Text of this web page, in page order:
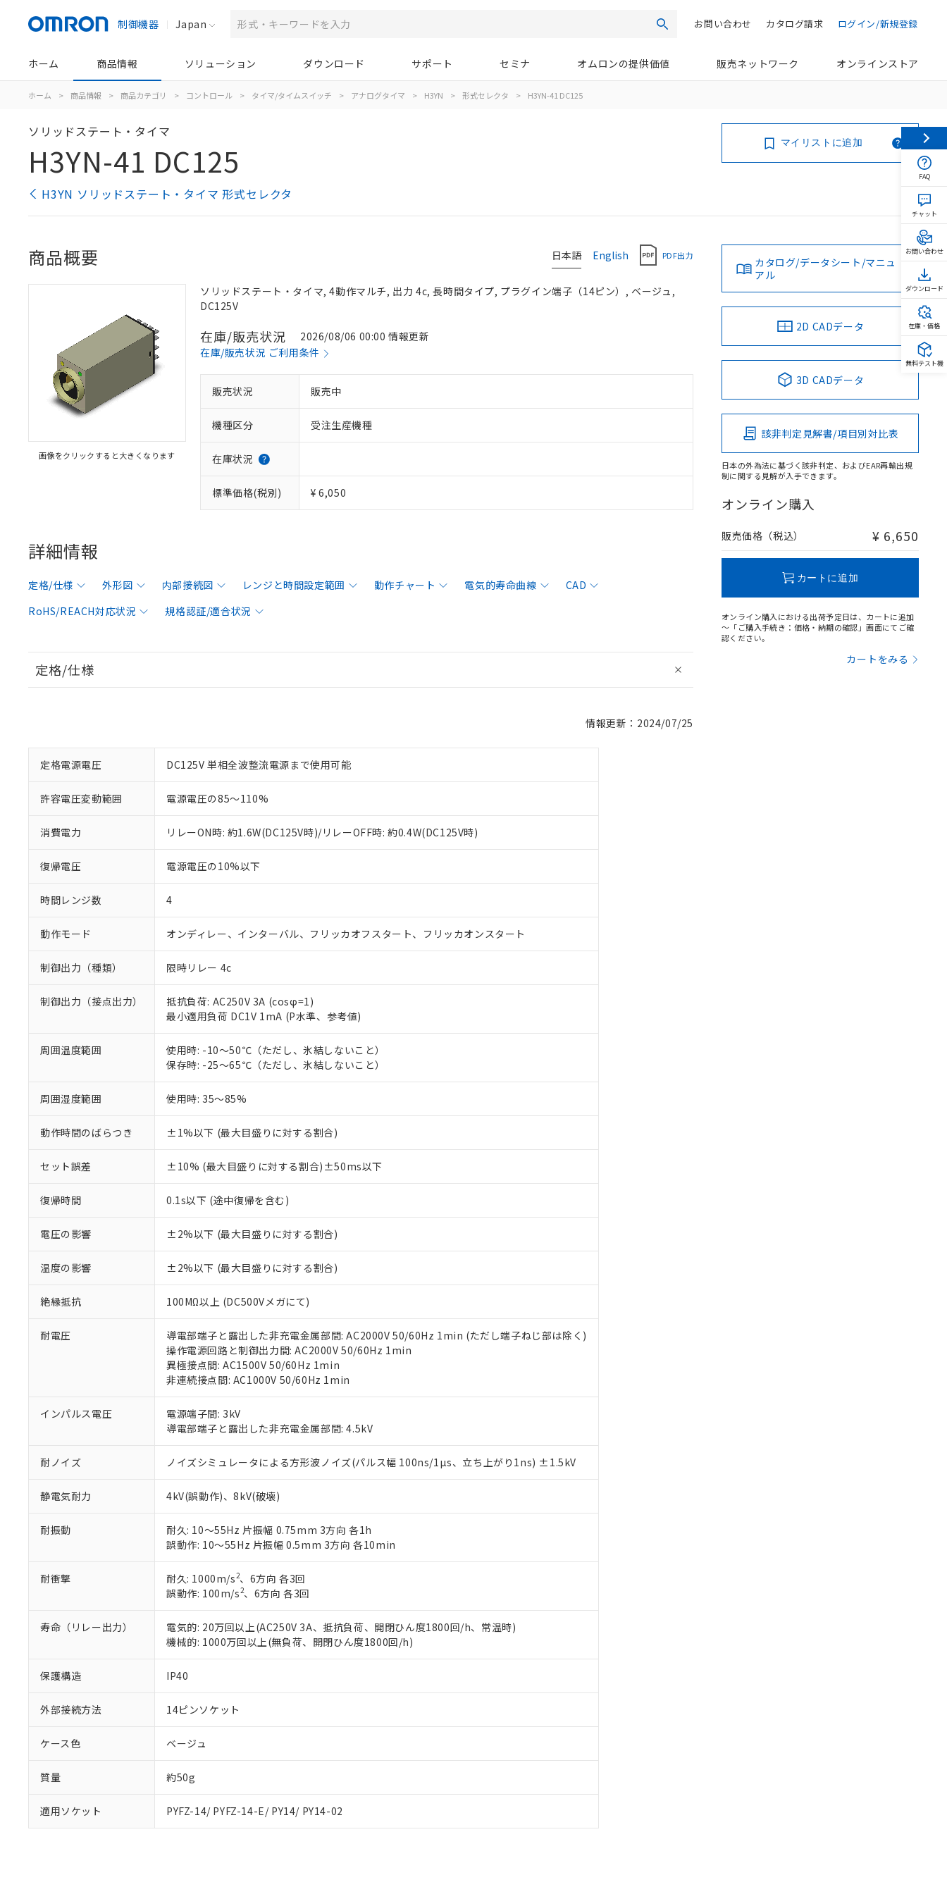
制御機器 Japan 検索 ログイン/新規登録
カタログ請求
お問い合わせ
ホーム 商品情報 ソリューション ダウンロード サポート セミナ オムロンの提供価値 販売ネットワーク オンラインストア
ホーム > 商品情報 > 商品カテゴリ > コントロール > タイマ/タイムスイッチ > アナログタイマ > H3YN > 形式セレクタ > H3YN-41 DC125
ソリッドステート・タイマ
H3YN-41 DC125
H3YN ソリッドステート・タイマ 形式セレクタ
マイリストに追加
日本語 English PDF出力
商品概要
画像をクリックすると大きくなります
ソリッドステート・タイマ, 4動作マルチ, 出力 4c, 長時間タイプ, プラグイン端子（14ピン）, ベージュ,
DC125V
在庫/販売状況
2026/08/06 00:00 情報更新
在庫/販売状況 ご利用条件
販売状況 販売中
機種区分 受注生産機種
在庫状況
標準価格(税別) ¥ 6,050
詳細情報
定格/仕様 外形図 内部接続図 レンジと時間設定範囲 動作チャート 電気的寿命曲線
CAD
RoHS/REACH対応状況
規格認証/適合状況
定格/仕様
情報更新：2024/07/25
定格電源電圧 DC125V 単相全波整流電源まで使用可能
許容電圧変動範囲 電源電圧の85～110%
消費電力 リレーON時: 約1.6W(DC125V時)/リレーOFF時: 約0.4W(DC125V時)
復帰電圧 電源電圧の10%以下
時間レンジ数 4
動作モード オンディレー、インターバル、フリッカオフスタート、フリッカオンスタート
制御出力（種類） 限時リレー 4c
制御出力（接点出力）
抵抗負荷: AC250V 3A (cosφ=1)
最小適用負荷 DC1V 1mA (P水準、参考値)
周囲温度範囲
使用時: -10～50℃（ただし、氷結しないこと）
保存時: -25～65℃（ただし、氷結しないこと）
周囲湿度範囲 使用時: 35～85%
動作時間のばらつき ±1%以下 (最大目盛りに対する割合)
セット誤差 ±10% (最大目盛りに対する割合)±50ms以下
復帰時間 0.1s以下 (途中復帰を含む)
電圧の影響 ±2%以下 (最大目盛りに対する割合)
温度の影響 ±2%以下 (最大目盛りに対する割合)
絶縁抵抗 100MΩ以上 (DC500Vメガにて)
耐電圧
導電部端子と露出した非充電金属部間: AC2000V 50/60Hz 1min (ただし端子ねじ部は除く)
操作電源回路と制御出力間: AC2000V 50/60Hz 1min
異極接点間: AC1500V 50/60Hz 1min
非連続接点間: AC1000V 50/60Hz 1min
インパルス電圧
電源端子間: 3kV
導電部端子と露出した非充電金属部間: 4.5kV
耐ノイズ ノイズシミュレータによる方形波ノイズ(パルス幅 100ns/1µs、立ち上がり1ns) ±1.5kV
静電気耐力 4kV(誤動作)、8kV(破壊)
耐振動
耐久: 10～55Hz 片振幅 0.75mm 3方向 各1h
誤動作: 10～55Hz 片振幅 0.5mm 3方向 各10min
耐衝撃 耐久: 1000m/s2、6方向 各3回
誤動作: 100m/s2、6方向 各3回
寿命（リレー出力）
電気的: 20万回以上(AC250V 3A、抵抗負荷、開閉ひん度1800回/h、常温時)
機械的: 1000万回以上(無負荷、開閉ひん度1800回/h)
保護構造 IP40
外部接続方法 14ピンソケット
ケース色 ベージュ
質量 約50g
適用ソケット PYFZ-14/ PYFZ-14-E/ PY14/ PY14-02
カタログ/データシート/マニュ
アル
2D CADデータ
3D CADデータ
該非判定見解書/項目別対比表
日本の外為法に基づく該非判定、およびEAR再輸出規
制に関する見解が入手できます。
オンライン購入
販売価格（税込） ¥ 6,650
カートに追加
オンライン購入における出荷予定日は、カートに追加
～「ご購入手続き：価格・納期の確認」画面にてご確
認ください。
カートをみる
ご利用条件
以下の条件をお読みいただき、同意のうえご利用ください。
本サービスは、当社制御機器事業取扱商品の当社在庫状況および標準価格(税抜)を提供させていただ
当社制御機器事業取扱商品の中には、本サービスの対象外となる商品もあることをご了承ください。
在庫状況および標準価格照会結果は、記載している更新日時点での社内データに基づき作成されるも
のであり、閲覧された時点での実際の在庫および標準価格とは異なる場合があることをご了承くださ
い。
正式な納期状況および標準価格はお客様のお取引先、またはお客様担当のオムロン制御機器販売店・
当社販売員にご相談ください。
オムロン制御機器販売店や当社販売拠点は「販売ネットワーク
」をご確認ください。
す。
ている必要があります。
お客様が当ウェブサイト上で当社にご登録された部品リストについて、当社および当社の共同利用者
が、当社の製品・サービスに関するお客様との取引・商談に必要な範囲で利用することをご了承くだ
さい。
※当社の共同利用者とは、"個人情報の共同利用に関して"
の「1.共同利用者の範囲」に記載されて
いる法人を指します。
※1 対応状況
対応済み：EU RoHS指令（10物質）の非含有に対応した製品が提供可能な商品です。
対応予定：EU RoHS指令（10物質）の非含有に対応した製品に切り替える予定のある商品です。
調査・確認中：EU RoHS指令（10物質）の非含有の対応状況を調査中または確認中の商品です。
非該当品：ライセンス料など無形物で、有害物質有無と関係のない商品です。
仕入先様の事情により、非含有部品としていたものが、含有品と判明した場合などやむを得ず変更すること
があります。
鉛(Pb) 1000ppm以下、 水銀(Hg) 1000ppm以下、 カドミウム(Cd) 100ppm以下、
六価クロム(Cr(Ⅵ)) 1000ppm以下、ポリ臭化ビフェニル類(PBB) 1000ppm以下、ポリ臭化ジフェニルエーテル類(PBDE) 1000ppm以下、
フタル酸ビス(2-エチルヘキシル) (DEHP)(別名：DOP) 1000ppm以下、フタル酸ブチルベンジル（BBP） 1000ppm以下、フタル酸ジブチ
ル（DBP） 1000ppm以下、フタル酸ジイソブチル (DIBP) 1000ppm以下
但し、RoHS指令で産業用監視および制御機器に対する適用除外項目は除く。
フタル酸エステル類の４物質については閾値を超える意図的な使用がないことを確認しています。
※2 対応予定月
部品在庫の切り替え状況などにより、予定月が前後することがあります。
※3 非含有証明書ダウンロード
下記の非含有証明書をダウンロードすることができます。
EU RoHS指令（10物質）の非含有証明書
51物質の非含有証明書（当社基準）
※本証明書は発行日時点で非含有を証明するもので、過去に遡って非含有を証明するものではありません。
また、RoHS指令のフタル酸エステル類４物質の対応では、対応完了までの期間は出荷製品に未対応品が
混在することから備考欄に対応日を記載しておりました。
り割愛しております。
※1 中国RoHS○×表
「×」：最大均質材料含有率が中国RoHSの基準値を超えていることを示します。
「－」：未確認です。当社販売部門へお問い合わせください。
*中国RoHS10物質の基準値 (GB/T26572)：
Cr(Ⅵ)(六価クロム) : 1000ppm、 PBBs(ポリ臭化ビフェニル類) : 1000ppm、 PBDEs(ポリ臭化ジフェニルエーテル類) : 1000ppm、
DBP(フタル酸ジブチル) : 1000ppm、 DIBP(フタル酸ジイソブチル) : 1000ppm、 BBP(フタル酸ブチルベンジル) : 1000ppm、
DEHP(フタル酸ビス(2-エチルヘキシル)) : 1000ppm
※2 環境保護使用期限
「ｅ」：有害物質（10物質）のすべてが基準値以下であることを示します。
「10」：通常の使用状況下において有害物質が外部に漏えいし、環境に深刻な影響を及ぼさない年数を意
味します。
当社は、これら貴社製品のうち、外国為替および外国貿易法に定める商品（以下｢規制貨物等」とい
などの必要な手続きをとります。
当社は規制貨物を破棄する場合は、完全に破砕するなど、違法に輸出されないよう必要な手段を講じ
ます。
当社は貴社製品を、核兵器、ミサイル、化学兵器、生物兵器またはその他武器並びにこれらの製造装
置等に一切使用いたしません。
当社は、貴社製品を第三者に販売する場合は、上記1、2および3の内容を当該第三者に通知します。
また当社は、販売先および販売に係わる関係者が違法に輸出するおそれがある場合は、取り引きをい
記
説明
○ 一定数以上の在庫あり
△ 一定数には満たないが在庫あり
－
機器販売店・当社販売員にご確認ください)
空
白
受注生産機種、また在庫状況の情報を公開していない機種
FAQ
チャット
お問い合わせ
ダウンロード
在庫・価格
無料テスト機